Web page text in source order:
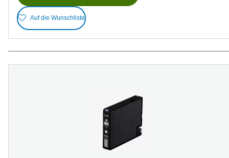
Auf die Wunschliste